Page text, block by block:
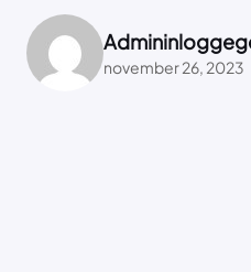
november 26, 2023